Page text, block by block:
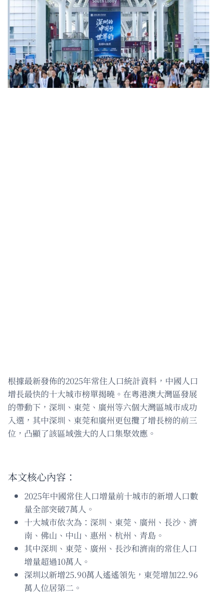
根據最新發佈的2025年常住人口統計資料，中國人口
增長最快的十大城市榜單揭曉。在粵港澳大灣區發展
的帶動下，深圳、東莞、廣州等六個大灣區城市成功
入選，其中深圳、東莞和廣州更包攬了增長榜的前三
位，凸顯了該區域強大的人口集聚效應。
本文核心內容：
2025年中國常住人口增量前十城市的新增人口數
量全部突破7萬人。
十大城市依次為：深圳、東莞、廣州、長沙、濟
南、佛山、中山、惠州、杭州、青島。
其中深圳、東莞、廣州、長沙和濟南的常住人口
增量超過10萬人。
深圳以新增25.90萬人遙遙領先，東莞增加22.96
萬人位居第二。